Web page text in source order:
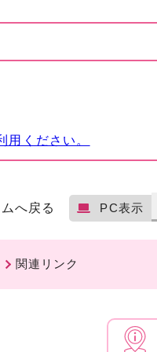
ください。
へ戻る PC表示
関連リンク